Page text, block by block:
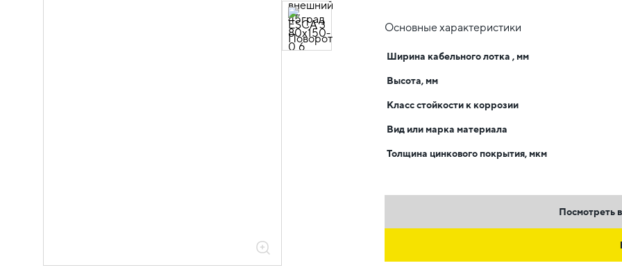
Основные характеристики
Ширина кабельного лотка , мм
Высота, мм
Класс стойкости к коррозии
Вид или марка материала
Толщина цинкового покрытия, мкм
Посмотреть